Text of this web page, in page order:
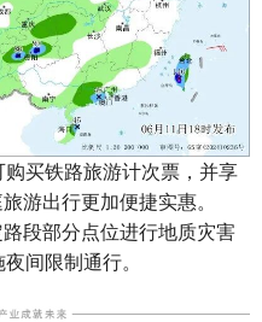
买铁路旅游计次票，并享
游出行更加便捷实惠。
段部分点位进行地质灾害
间限制通行。